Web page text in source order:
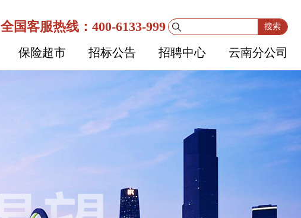
全国客服热线：400-6133-999 搜索
保险超市 招标公告 招聘中心 云南分公司